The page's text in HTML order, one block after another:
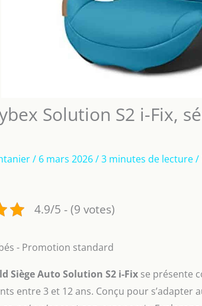
Solution S2 i-Fix,
/ 6 mars 2026/3 minutes de lecture/
4.9/5 - (9 votes)
Siège Auto Solution S2 i-Fix se présente
entre 3 et 12 ans. Conçu pour s’adapter